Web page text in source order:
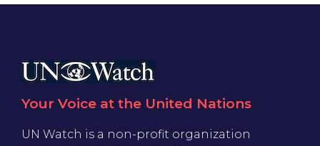
Your Voice at the United Nations
UN Watch is a non-profit organization